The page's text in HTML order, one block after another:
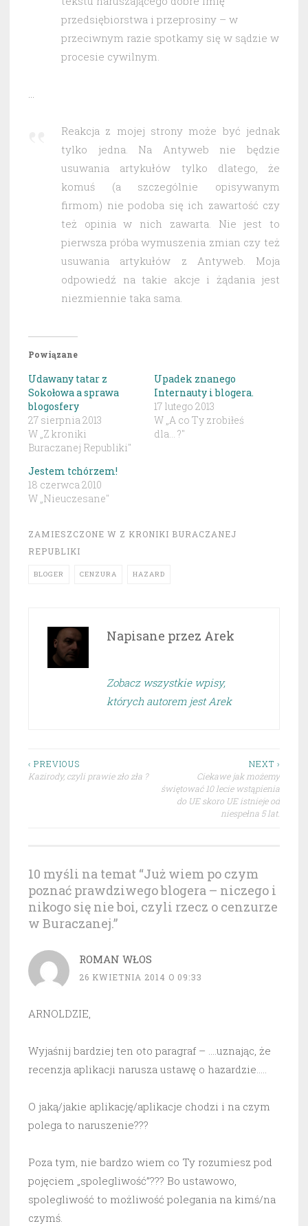
przedsiębiorstwa i przeprosiny – w
przeciwnym razie spotkamy się w sądzie w
procesie cywilnym.
…
Reakcja z mojej strony może być jednak
tylko jedna. Na Antyweb nie będzie
usuwania artykułów tylko dlatego, że
komuś (a szczególnie opisywanym
firmom) nie podoba się ich zawartość czy
też opinia w nich zawarta. Nie jest to
pierwsza próba wymuszenia zmian czy też
usuwania artykułów z Antyweb. Moja
odpowiedź na takie akcje i żądania jest
niezmiennie taka sama.
Powiązane
Udawany tatar z
Sokołowa a sprawa
blogosfery
27 sierpnia 2013
W „Z kroniki
Buraczanej Republiki"
Upadek znanego
Internauty i blogera.
17 lutego 2013
W „A co Ty zrobiłeś
dla... ?"
Jestem tchórzem!
18 czerwca 2010
W „Nieuczesane"
ZAMIESZCZONE W Z KRONIKI BURACZANEJ
REPUBLIKI
BLOGER CENZURA HAZARD
Napisane przez Arek
Zobacz wszystkie wpisy,
których autorem jest Arek
Nawigacja
‹ PREVIOUS
Kazirody, czyli prawie zło zła ?
NEXT ›
Ciekawe jak możemy
świętować 10 lecie wstąpienia
do UE skoro UE istnieje od
niespełna 5 lat.
10 myśli na temat “Już wiem po czym
poznać prawdziwego blogera – niczego i
nikogo się nie boi, czyli rzecz o cenzurze
w Buraczanej.”
ROMAN WŁOS
26 KWIETNIA 2014 O 09:33
ARNOLDZIE,
Wyjaśnij bardziej ten oto paragraf – ….uznając, że
recenzja aplikacji narusza ustawę o hazardzie…..
O jaką/jakie aplikację/aplikacje chodzi i na czym
polega to naruszenie???
Poza tym, nie bardzo wiem co Ty rozumiesz pod
pojęciem „spolegliwość”??? Bo ustawowo,
spolegliwość to możliwość polegania na kimś/na
czymś.